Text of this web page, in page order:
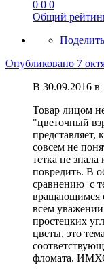
0 0 0
Общий
Опубликовано 7
В 30.09.2016 в
Товар лицом
"цветочный
представляет,
совсем не
тетка не знала
повредить. В
сравнению с
вращающимся
всем
простецких
цветы, это
фломата.